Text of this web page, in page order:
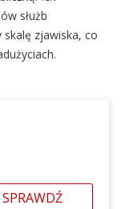
służb
skalę zjawiska, co
SPRAWDŹ